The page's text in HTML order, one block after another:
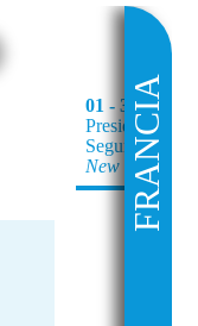
FRANCIA
01 - 30
Presidencia
Seguridad de
New York,